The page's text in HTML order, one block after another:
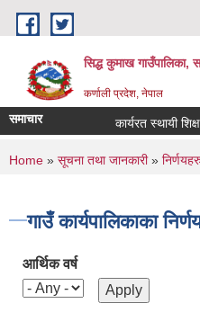
Skip to main content
सिद्ध कुमाख गाउँपालिका,
कर्णाली प्रदेश, नेपाल
समाचार कार्यरत स्थायी
You are here
Home » सूचना तथा जानकारी»
गाउँ कार्यपालिकाका
आर्थिक वर्ष